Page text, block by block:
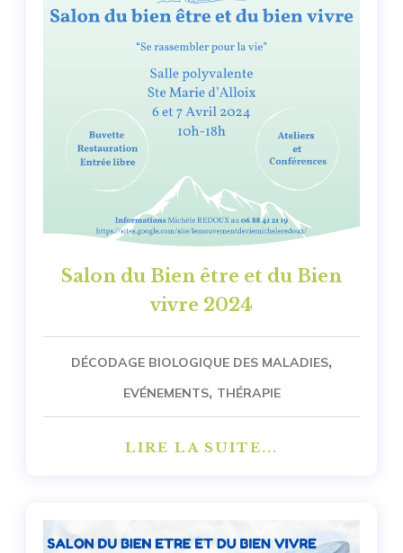
Salon du Bien être et du Bien
vivre 2024
DÉCODAGE BIOLOGIQUE DES MALADIES,
EVÉNEMENTS, THÉRAPIE
LIRE LA SUITE...